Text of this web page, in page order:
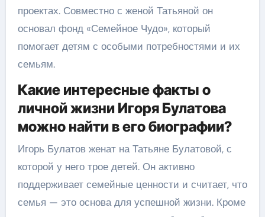
проектах. Совместно с женой Татьяной он
основал фонд «Семейное Чудо», который
помогает детям с особыми потребностями и их
семьям.
Какие интересные факты о
личной жизни Игоря Булатова
можно найти в его биографии?
Игорь Булатов женат на Татьяне Булатовой, с
которой у него трое детей. Он активно
поддерживает семейные ценности и считает, что
семья — это основа для успешной жизни. Кроме